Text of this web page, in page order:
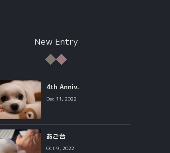
New Entry
4th Anniv.
Dec 11, 2022
あご台
Oct 9, 2022